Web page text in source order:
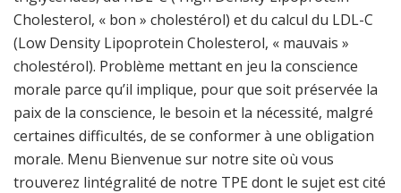
Cholesterol, « bon » cholestérol) et du calcul du LDL-C
(Low Density Lipoprotein Cholesterol, « mauvais »
cholestérol). Problème mettant en jeu la conscience
morale parce qu’il implique, pour que soit préservée la
paix de la conscience, le besoin et la nécessité, malgré
certaines difficultés, de se conformer à une obligation
morale. Menu Bienvenue sur notre site où vous
trouverez lintégralité de notre TPE dont le sujet est cité